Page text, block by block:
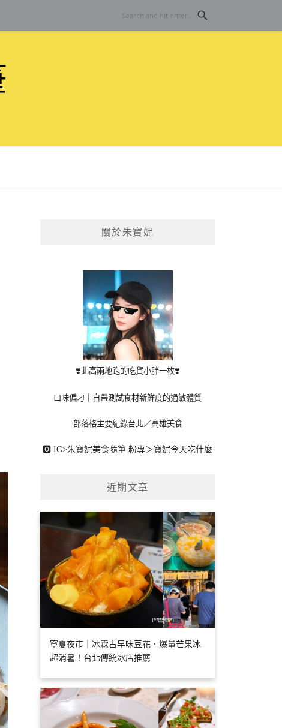
關於朱寶妮
❣️北高兩地跑的吃貨小胖一枚❣️
口味偏刁｜自帶測試食材新鮮度的過敏體質
部落格主要紀錄台北／高雄美食
🅾 IG>朱寶妮美食隨筆 粉專＞寶妮今天吃什麼
近期文章
寧夏夜市｜冰霖古早味豆花．爆量芒果冰
超消暑！台北傳統冰店推薦